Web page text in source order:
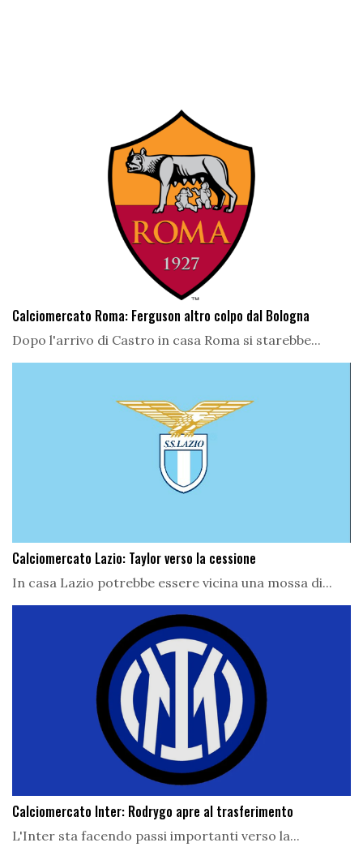
Calciomercato Roma: Ferguson altro colpo dal Bologna
Dopo l'arrivo di Castro in casa Roma si starebbe...
Calciomercato Lazio: Taylor verso la cessione
In casa Lazio potrebbe essere vicina una mossa di...
Calciomercato Inter: Rodrygo apre al trasferimento
L'Inter sta facendo passi importanti verso la...